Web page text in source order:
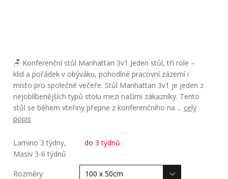
🪑 Konferenční stůl Manhattan 3v1 Jeden stůl, tři role –
klid a pořádek v obýváku, pohodlné pracovní zázemí i
místo pro společné večeře. Stůl Manhattan 3v1 je jeden z
nejoblíbenějších typů stolu mezi našimi zákazníky. Tento
stůl se během vteřiny přepne z konferenčního na ... celý
popis
Lamino 3 týdny,
Masiv 3-6 týdnů
do 3 týdnů
Rozměry